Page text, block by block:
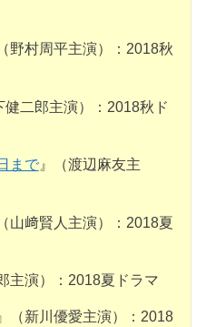
野村周平主演）：2018秋
健二郎主演）：2018秋ド
まで』（渡辺麻友主
山﨑賢人主演）：2018夏
主演）：2018夏ドラマ
』（新川優愛主演）：2018